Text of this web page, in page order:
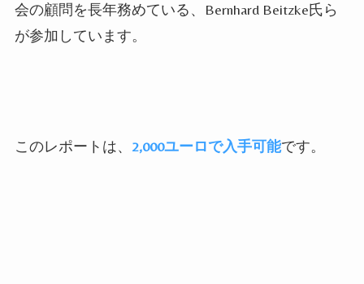
会の顧問を長年務めている、Bernhard Beitzke氏ら
が参加しています。
このレポートは、 2,000ユーロで入手可能です。